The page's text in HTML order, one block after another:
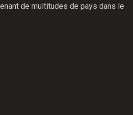
de multitudes de pays dans le